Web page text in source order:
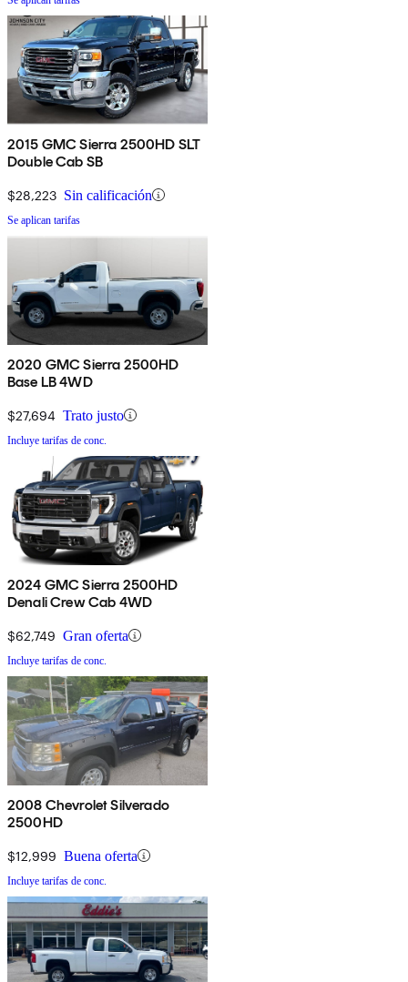
2015 GMC Sierra 2500HD SLT
Double Cab SB
$28,223 Sin calificación
Se aplican tarifas
2020 GMC Sierra 2500HD
Base LB 4WD
$27,694 Trato justo
Incluye tarifas de conc.
2024 GMC Sierra 2500HD
Denali Crew Cab 4WD
$62,749 Gran oferta
Incluye tarifas de conc.
2008 Chevrolet Silverado
2500HD
$12,999 Buena oferta
Incluye tarifas de conc.